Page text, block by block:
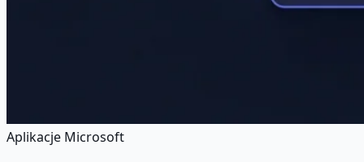
Aplikacje Microsoft